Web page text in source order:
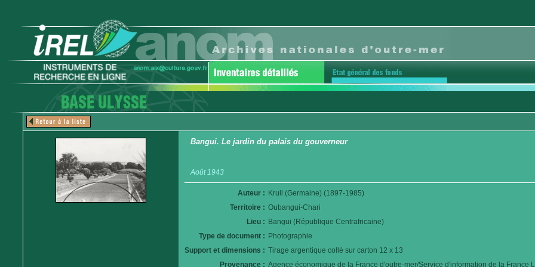
Bangui. Le jardin du palais du gouverneur
Août 1943
Auteur : Krull (Germaine) (1897-1985)
Territoire : Oubangui-Chari
Lieu : Bangui (République Centrafricaine)
Type de document : Photographie
Support et dimensions : Tirage argentique collé sur carton 12 x 13
Provenance : Agence économique de la France d'outre-mer/Service d'information de la France